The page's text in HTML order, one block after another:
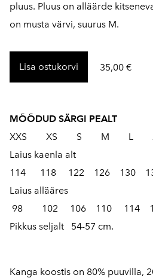
pluus. Pluus on alläärde
on musta värvi, suurus M.
Lisa ostukorvi 35,00 €
MÕÕDUD SÄRGI PEALT
XXS XS S M L
Laius kaenla alt
114 118 122 126 130
Laius allääres
98 102 106 110 114
Pikkus seljalt 54-57 cm.
Kanga koostis on 80% puuvilla,